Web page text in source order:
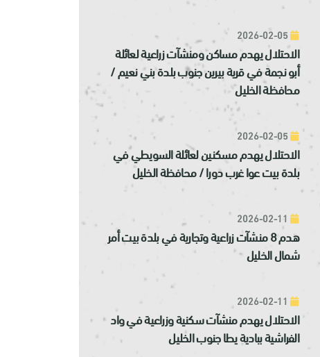
الاحتلال يهدم مساكن ومنشآت زراعية لعائلة
أبو نجمة في قرية بيرين جنوب بلدة بني نعيم /
محافظة الخليل
الاحتلال يهدم مسكنين لعائلة السويطي في
بلدة بيت عوا غرب دورا / محافظة الخليل
هدم 8 منشآت زراعية وتجارية في بلدة بيت أمر
شمال الخليل
الاحتلال يهدم منشآت سكنية وزراعية في واد
الفراشية ببادية يطا جنوب الخليل